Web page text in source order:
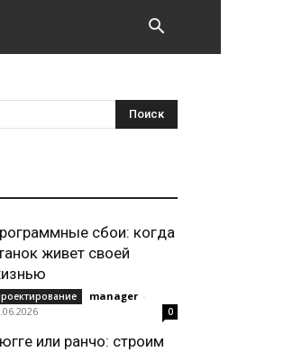
сбои: когда
живет своей
manager -
0
или ранчо: строим